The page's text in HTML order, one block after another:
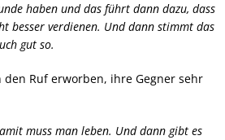
haben und das führt dann dazu, dass
besser verdienen. Und dann stimmt das
gut so.
den Ruf erworben, ihre Gegner sehr
muss man leben. Und dann gibt es